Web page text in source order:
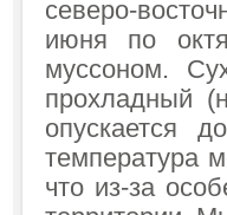
северо-
июня по
муссоном.
прохладный
опускается
температура
что из-за